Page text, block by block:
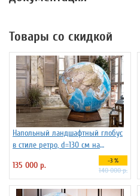
Товары со скидкой
Напольный ландшафтный глобус
в стиле ретро, d=130 см на
135 000 р. -3 %
140 000 р.